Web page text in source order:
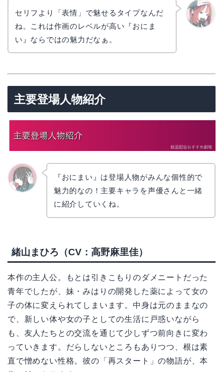
セリフより「表情」で魅せるタイプなんだ
ね。これは作画のレベルが高い『おにま
い』ならではの魅力だなぁ。
主要登場人物紹介
『おにまい』は登場人物がみんな個性的で
魅力的なの！主要キャラを声優さんと一緒
に紹介していくね。
緒山まひろ（CV：高野麻里佳）
本作の主人公。もとは引きこもりのダメニートだった
青年でしたが、妹・みはりの開発した薬によって女の
子の体に変えられてしまいます。中身は元のままなの
で、新しい体や女の子としての生活に戸惑いながら
も、友人たちとの交流を通じて少しずつ前向きに変わ
っていきます。だらしないところもありつつ、根は素
直で憎めない性格。彼の「再スタート」の物語が、本